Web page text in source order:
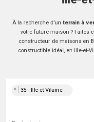
À la recherche d’un terrain à
votre future maison ? Faites
constructeur de maisons en
constructible idéal, en Ille-et-
× 35 - Ille-et-Vilaine